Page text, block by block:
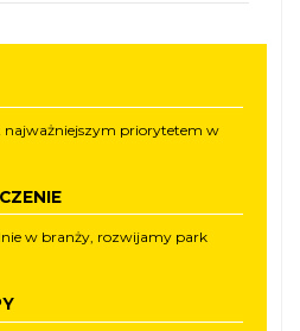
najważniejszym priorytetem w
w branży, rozwijamy park